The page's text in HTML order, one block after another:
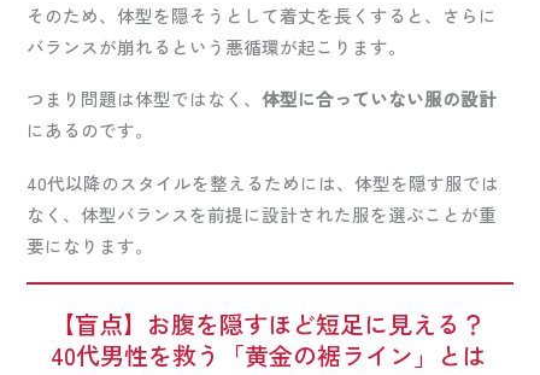
そのため、体型を隠そうとして着丈を長くすると、さらに
バランスが崩れるという悪循環が起こります。
つまり問題は体型ではなく、体型に合っていない服の設計
にあるのです。
40代以降のスタイルを整えるためには、体型を隠す服では
なく、体型バランスを前提に設計された服を選ぶことが重
要になります。
【盲点】お腹を隠すほど短足に見える？
40代男性を救う「黄金の裾ライン」とは